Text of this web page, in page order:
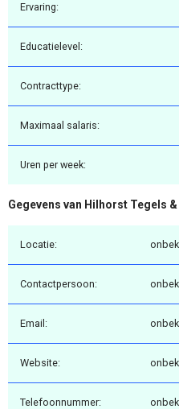
Ervaring:
Educatielevel:
Contracttype:
Maximaal salaris:
Uren per week:
Gegevens van Hilhorst Tegels
Locatie:
Contactpersoon:
Email:
Website:
Telefoonnummer: